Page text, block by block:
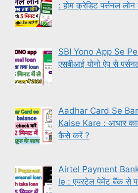
: होम क्रेडिट पर्सनल
SBI Yono App Se
एसबीआई योनो ऐप से
Aadhar Card Se
Kaise Kare : आधार
कैसे करें ?
Airtel Payment
le : एयरटेल पेमेंट बैंक से